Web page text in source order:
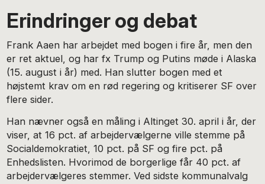
Erindringer og debat
Frank Aaen har arbejdet med bogen i fire år, men den
er ret aktuel, og har fx Trump og Putins møde i Alaska
(15. august i år) med. Han slutter bogen med et
højstemt krav om en rød regering og kritiserer SF over
flere sider.
Han nævner også en måling i Altinget 30. april i år, der
viser, at 16 pct. af arbejdervælgerne ville stemme på
Socialdemokratiet, 10 pct. på SF og fire pct. på
Enhedslisten. Hvorimod de borgerlige får 40 pct. af
arbejdervælgeres stemmer. Ved sidste kommunalvalg